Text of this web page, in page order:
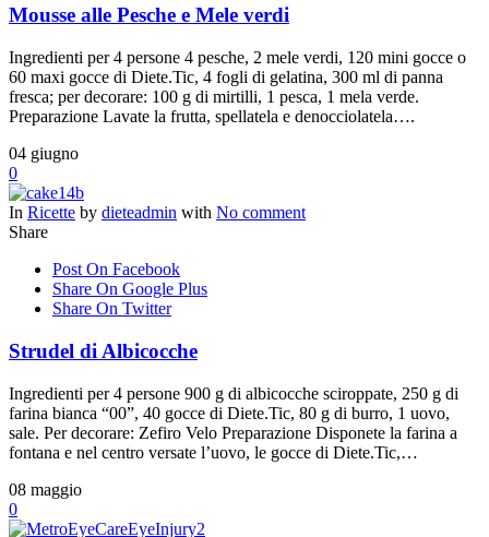
Mousse alle Pesche e Mele verdi
Ingredienti per 4 persone 4 pesche, 2 mele verdi, 120 mini gocce o
60 maxi gocce di Diete.Tic, 4 fogli di gelatina, 300 ml di panna
fresca; per decorare: 100 g di mirtilli, 1 pesca, 1 mela verde.
Preparazione Lavate la frutta, spellatela e denocciolatela….
04 giugno
0
In Ricette by dieteadmin with No comment
Share
Post On Facebook
Share On Google Plus
Share On Twitter
Strudel di Albicocche
Ingredienti per 4 persone 900 g di albicocche sciroppate, 250 g di
farina bianca “00”, 40 gocce di Diete.Tic, 80 g di burro, 1 uovo,
sale. Per decorare: Zefiro Velo Preparazione Disponete la farina a
fontana e nel centro versate l’uovo, le gocce di Diete.Tic,…
08 maggio
0